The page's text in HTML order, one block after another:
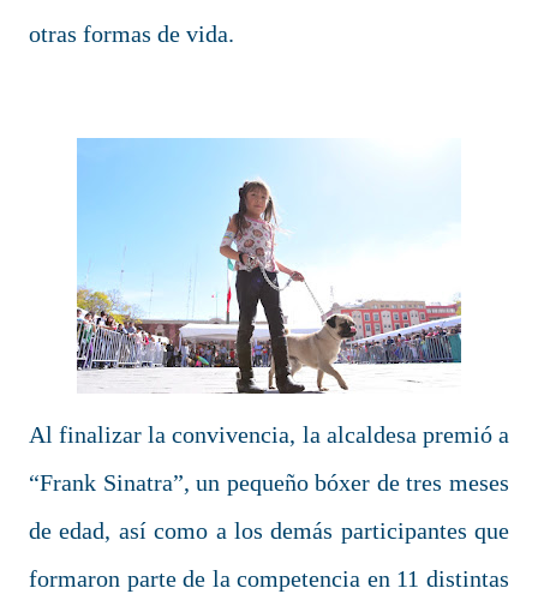
otras formas de vida.
Al finalizar la convivencia, la alcaldesa premió a
“Frank Sinatra”, un pequeño bóxer de tres meses
de edad, así como a los demás participantes que
formaron parte de la competencia en 11 distintas